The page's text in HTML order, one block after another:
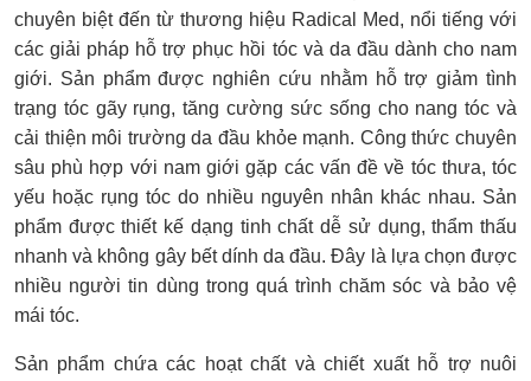
chuyên biệt đến từ thương hiệu Radical Med, nổi tiếng với
các giải pháp hỗ trợ phục hồi tóc và da đầu dành cho nam
giới. Sản phẩm được nghiên cứu nhằm hỗ trợ giảm tình
trạng tóc gãy rụng, tăng cường sức sống cho nang tóc và
cải thiện môi trường da đầu khỏe mạnh. Công thức chuyên
sâu phù hợp với nam giới gặp các vấn đề về tóc thưa, tóc
yếu hoặc rụng tóc do nhiều nguyên nhân khác nhau. Sản
phẩm được thiết kế dạng tinh chất dễ sử dụng, thẩm thấu
nhanh và không gây bết dính da đầu. Đây là lựa chọn được
nhiều người tin dùng trong quá trình chăm sóc và bảo vệ
mái tóc.
Sản phẩm chứa các hoạt chất và chiết xuất hỗ trợ nuôi